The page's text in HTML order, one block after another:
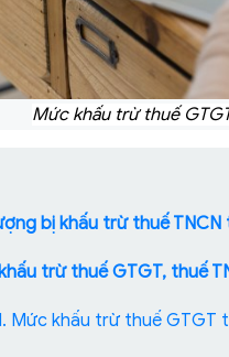
Mức khấu trừ thuế
bị khấu trừ thuế
trừ thuế GTGT, thuế
Mức khấu trừ thuế